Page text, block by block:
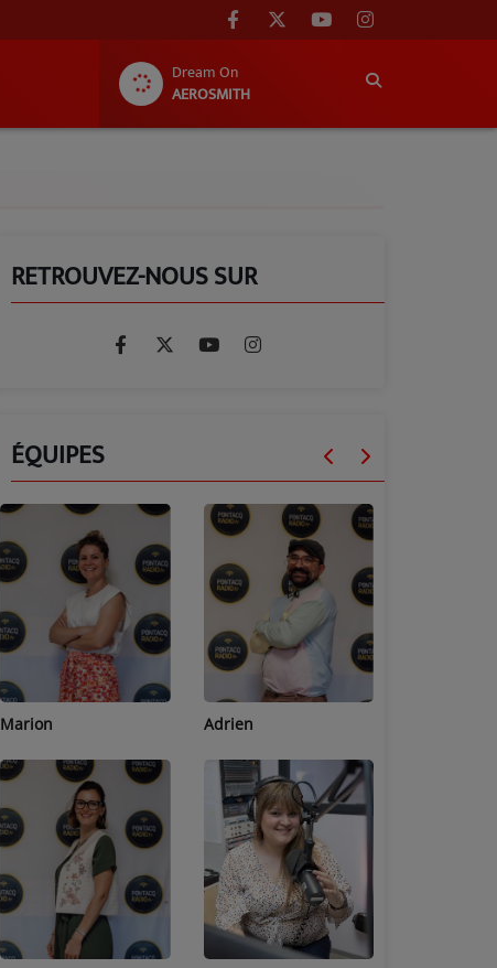
Dream On
AEROSMITH
RETROUVEZ-NOUS SUR
ÉQUIPES
Adrien Lucas